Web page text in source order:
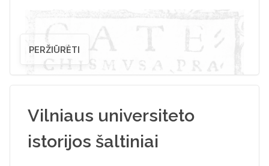
PERŽIŪRĖTI
Vilniaus universiteto
istorijos šaltiniai